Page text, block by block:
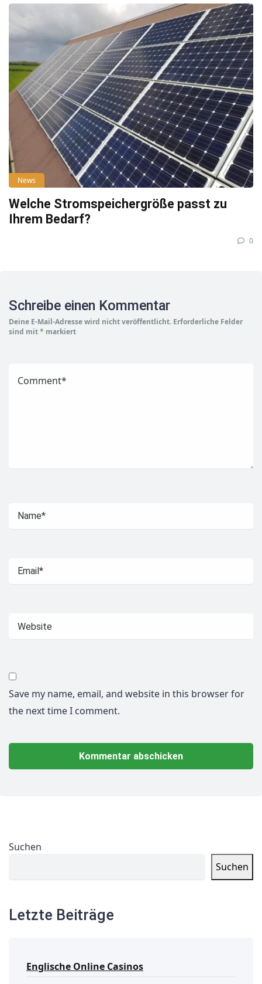
News
Welche Stromspeichergröße passt zu
Ihrem Bedarf?
0
Schreibe einen Kommentar
Deine E-Mail-Adresse wird nicht veröffentlicht. Erforderliche Felder
sind mit* markiert
Save my name, email, and website in this browser for
the next time I comment.
Suchen
Suchen
Letzte Beiträge
Englische Online Casinos